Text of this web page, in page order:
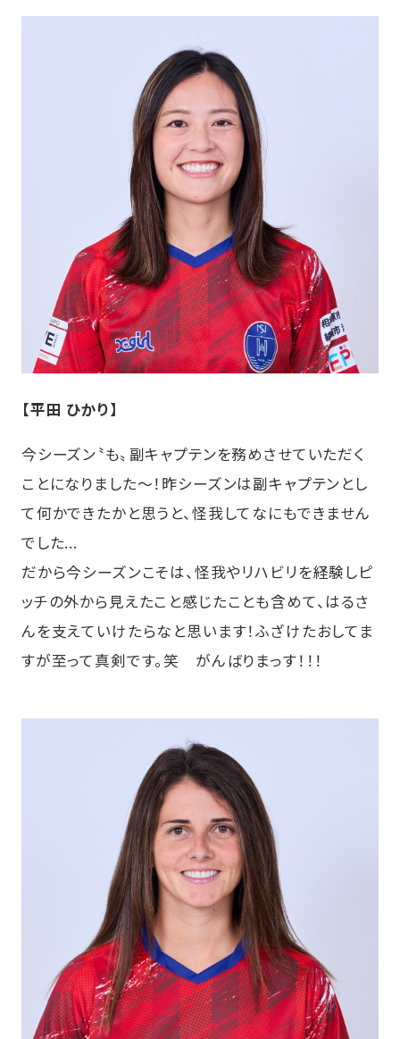
【平田 ひかり】
今シーズン〝も〟副キャプテンを務めさせていただく
ことになりました〜！昨シーズンは副キャプテンとし
て何かできたかと思うと、怪我してなにもできません
でした...
だから今シーズンこそは、怪我やリハビリを経験しピ
ッチの外から見えたこと感じたことも含めて、はるさ
んを支えていけたらなと思います！ふざけたおしてま
すが至って真剣です。笑 がんばりまっす！！！